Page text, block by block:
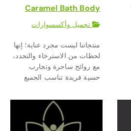
Caramel Bath Body
تجميل وأكسسوارات
منتجاتنا ليست مجرد عناية؛ إنها
لحظات من الاسترخاء والتجدد،
مع روائح ساحرة وتجارب
حسية فريدة تناسب الجميع